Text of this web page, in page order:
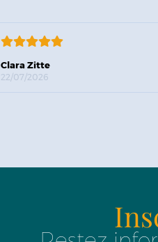
Clara Zitte
22/07/2026